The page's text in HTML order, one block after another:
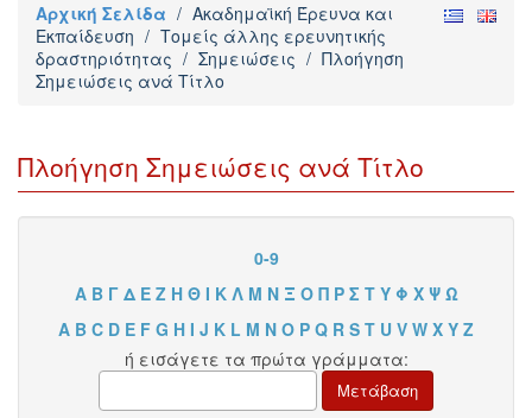
Αρχική Σελίδα / Ακαδημαϊκή Έρευνα και
Εκπαίδευση / Τομείς άλλης ερευνητικής
δραστηριότητας / Σημειώσεις / Πλοήγηση
Σημειώσεις ανά Τίτλο
Πλοήγηση Σημειώσεις ανά Τίτλο
0-9
Α Β Γ Δ Ε Ζ Η Θ Ι Κ Λ Μ Ν Ξ Ο Π Ρ Σ Τ Υ Φ Χ Ψ Ω
A B C D E F G H I J K L M N O P Q R S T U V W X Y Z
ή εισάγετε τα πρώτα γράμματα: